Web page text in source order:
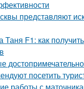
представляют
F1: как
посетить
работы с